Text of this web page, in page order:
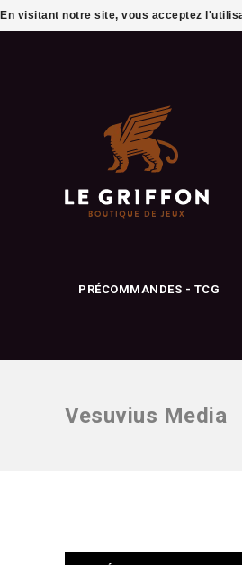
PRÉCOMMANDES - TCG
Vesuvius Media
En visitant notre site, vous acceptez